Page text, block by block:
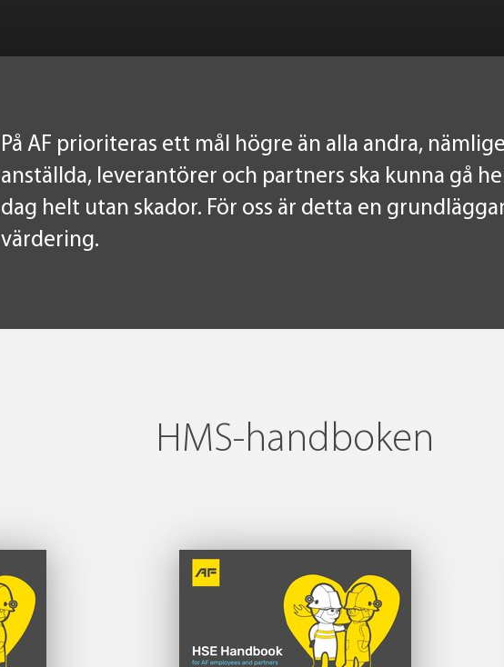
På AF prioriteras ett mål högre än alla andra,
anställda, leverantörer och partners ska kunna gå
dag helt utan skador. För oss är detta en
värdering.
HMS-handboken